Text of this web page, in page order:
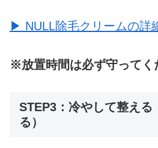
▶ NULL除毛クリームの詳
※放置時間は必ず守ってく
STEP3：冷やして整える
る）